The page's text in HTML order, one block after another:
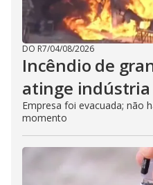
DO R7/04/08/2026
Incêndio de
atinge indústria
Empresa foi evacuada; não
momento